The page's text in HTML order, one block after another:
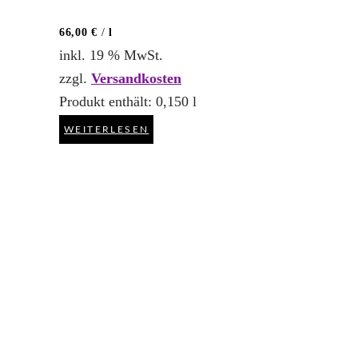
66,00€ /l
inkl. 19 % MwSt.
zzgl. Versandkosten
Produkt enthält: 0,150 l
WEITERLESEN